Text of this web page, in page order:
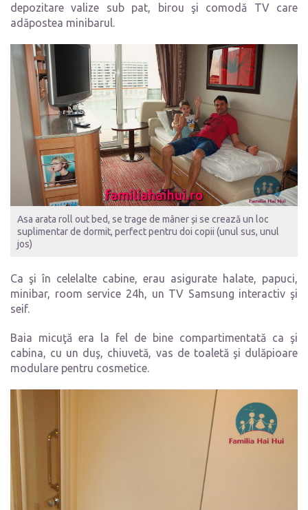
depozitare valize sub pat, birou şi comodă TV care
adăpostea minibarul.
Asa arata roll out bed, se trage de mâner și se crează un loc
suplimentar de dormit, perfect pentru doi copii (unul sus, unul
jos)
Ca şi în celelalte cabine, erau asigurate halate, papuci,
minibar, room service 24h, un TV Samsung interactiv şi
seif.
Baia micuţă era la fel de bine compartimentată ca şi
cabina, cu un duş, chiuvetă, vas de toaletă şi dulăpioare
modulare pentru cosmetice.